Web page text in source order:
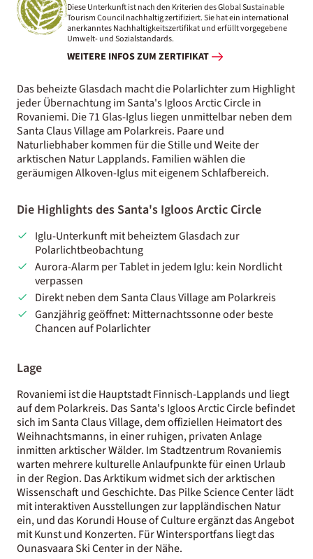
Diese Unterkunft ist nach den Kriterien des Global Sustainable
Tourism Council nachhaltig zertifiziert. Sie hat ein international
anerkanntes Nachhaltigkeitszertifikat und erfüllt vorgegebene
Umwelt- und Sozialstandards.
WEITERE INFOS ZUM ZERTIFIKAT
Das beheizte Glasdach macht die Polarlichter zum Highlight
jeder Übernachtung im Santa's Igloos Arctic Circle in
Rovaniemi. Die 71 Glas-Iglus liegen unmittelbar neben dem
Santa Claus Village am Polarkreis. Paare und
Naturliebhaber kommen für die Stille und Weite der
arktischen Natur Lapplands. Familien wählen die
geräumigen Alkoven-Iglus mit eigenem Schlafbereich.
Die Highlights des Santa's Igloos Arctic Circle
Iglu-Unterkunft mit beheiztem Glasdach zur
Polarlichtbeobachtung
Aurora-Alarm per Tablet in jedem Iglu: kein Nordlicht
verpassen
Direkt neben dem Santa Claus Village am Polarkreis
Ganzjährig geöffnet: Mitternachtssonne oder beste
Chancen auf Polarlichter
Lage
Rovaniemi ist die Hauptstadt Finnisch-Lapplands und liegt
auf dem Polarkreis. Das Santa's Igloos Arctic Circle befindet
sich im Santa Claus Village, dem offiziellen Heimatort des
Weihnachtsmanns, in einer ruhigen, privaten Anlage
inmitten arktischer Wälder. Im Stadtzentrum Rovaniemis
warten mehrere kulturelle Anlaufpunkte für einen Urlaub
in der Region. Das Arktikum widmet sich der arktischen
Wissenschaft und Geschichte. Das Pilke Science Center lädt
mit interaktiven Ausstellungen zur lappländischen Natur
ein, und das Korundi House of Culture ergänzt das Angebot
mit Kunst und Konzerten. Für Wintersportfans liegt das
Ounasvaara Ski Center in der Nähe.